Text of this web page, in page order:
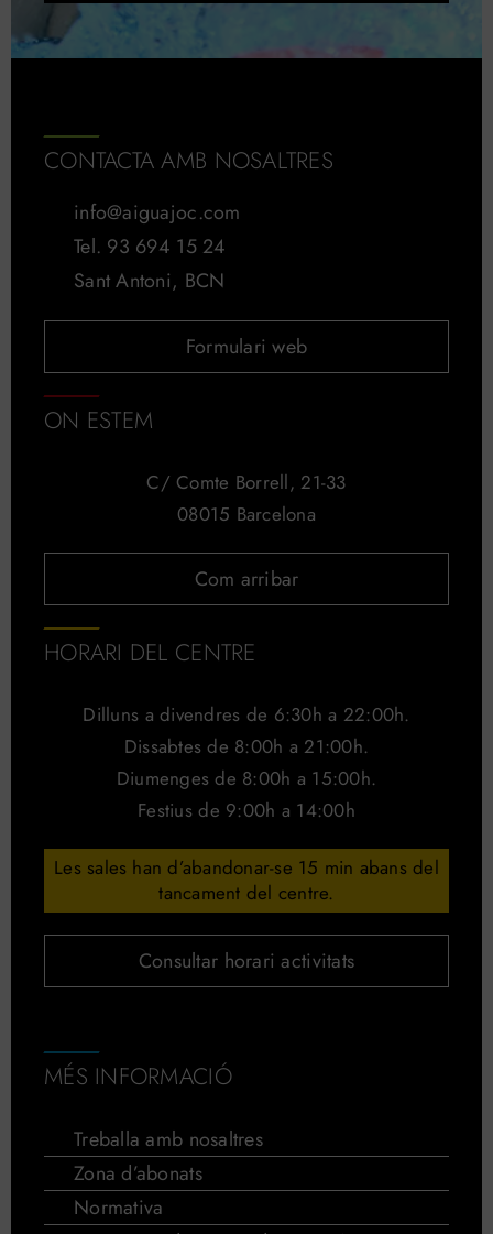
CONTACTA AMB NOSALTRES
info@aiguajoc.com
Tel. 93 694 15 24
Sant Antoni, BCN
Formulari web
ON ESTEM
C/ Comte Borrell, 21-33
08015 Barcelona
Com arribar
HORARI DEL CENTRE
Dilluns a divendres de 6:30h a 22:00h.
Dissabtes de 8:00h a 21:00h.
Diumenges de 8:00h a 15:00h.
Festius de 9:00h a 14:00h
Les sales han d’abandonar-se 15 min abans del
tancament del centre.
Consultar horari activitats
MÉS INFORMACIÓ
Treballa amb nosaltres
Zona d’abonats
Normativa